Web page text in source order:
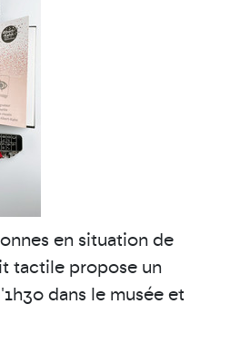
en situation de
tactile propose un
dans le musée et